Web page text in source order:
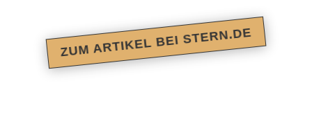
ZUM ARTIKEL BEI STERN.DE